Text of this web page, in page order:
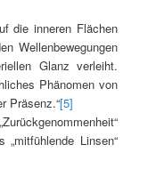
die inneren Flächen
Wellenbewegungen
Glanz verleiht.
Phänomen von
Präsenz.“[5]
Linsen“